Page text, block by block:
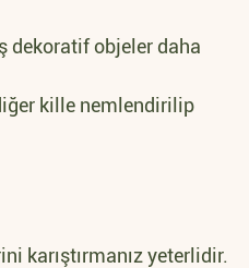
dekoratif objeler daha
kille nemlendirilip
karıştırmanız yeterlidir.